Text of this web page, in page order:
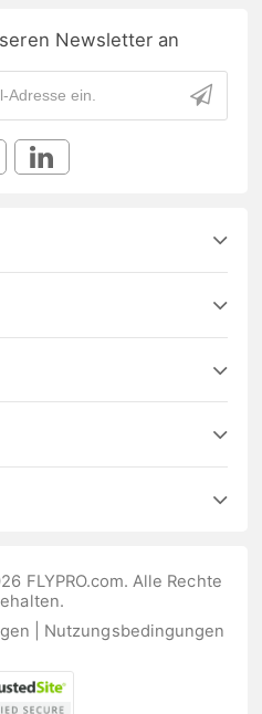
Newsletter an
FLYPRO.com. Alle Rechte
Nutzungsbedingungen